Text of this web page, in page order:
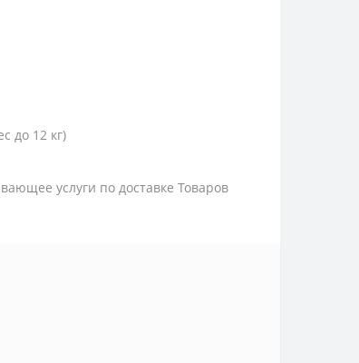
до 12 кг)
услуги по доставке Товаров